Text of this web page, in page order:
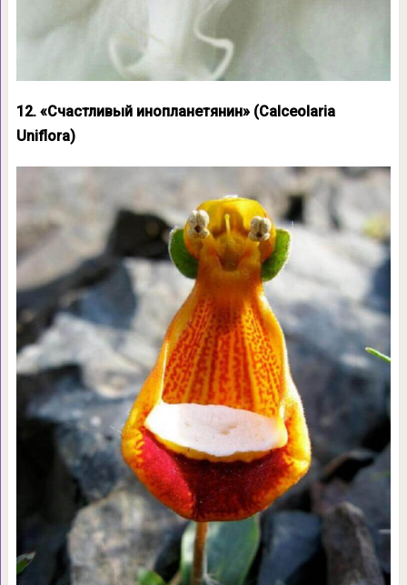
12. «Счастливый инопланетянин» (Calceolaria
Uniflora)